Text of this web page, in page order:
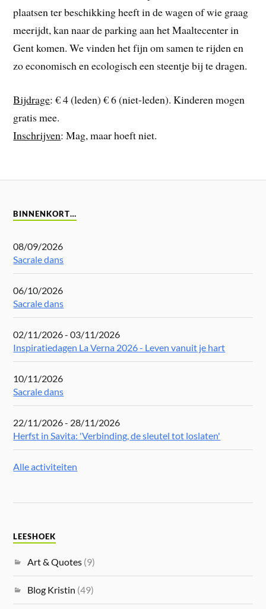
plaatsen ter beschikking heeft in de wagen of wie graag
meerijdt, kan naar de parking aan het Maaltecenter in
Gent komen. We vinden het fijn om samen te rijden en
zo economisch en ecologisch een steentje bij te dragen.
Bijdrage: € 4 (leden) € 6 (niet-leden). Kinderen mogen
gratis mee.
Inschrijven: Mag, maar hoeft niet.
BINNENKORT…
08/09/2026
Sacrale dans
06/10/2026
Sacrale dans
02/11/2026 - 03/11/2026
Inspiratiedagen La Verna 2026 - Leven vanuit je hart
10/11/2026
Sacrale dans
22/11/2026 - 28/11/2026
Herfst in Savita: 'Verbinding, de sleutel tot loslaten'
Alle activiteiten
LEESHOEK
Art & Quotes (9)
Blog Kristin (49)